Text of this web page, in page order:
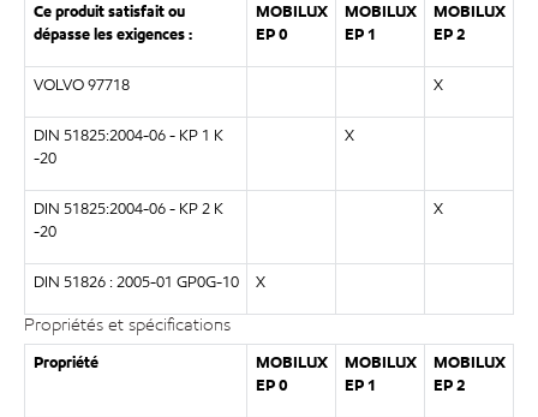
Ce produit satisfait ou
dépasse les exigences :
MOBILUX
EP 0
MOBILUX
EP 1
MOBILUX
EP 2
VOLVO 97718 X
DIN 51825:2004-06 - KP 1 K
-20
X
DIN 51825:2004-06 - KP 2 K
-20
X
DIN 51826 : 2005-01 GP0G-10 X
Propriétés et spécifications
Propriété
MOBILUX
EP 0
MOBILUX
EP 1
MOBILUX
EP 2